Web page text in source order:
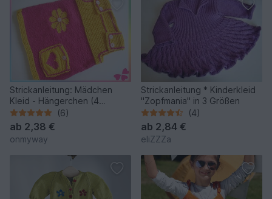
Strickanleitung: Mädchen
Kleid - Hängerchen (4
Größen: 1 bis 7 Jahre)
(6)
ab 2,38 €
onmyway
Strickanleitung * Kinderkleid
"Zopfmania" in 3 Größen
(4)
ab 2,84 €
eliZZZa